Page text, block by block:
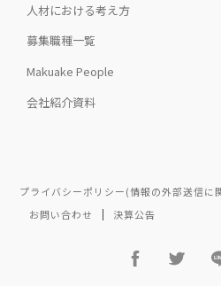
人材における考え方
募集職種一覧
Makuake People
会社紹介資料
プライバシーポリシー(情報の外部送信に
お問い合わせ
決算公告